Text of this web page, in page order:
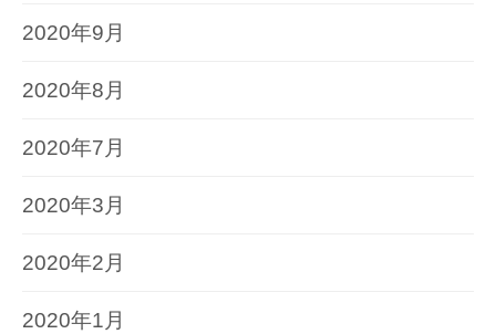
2020年9月
2020年8月
2020年7月
2020年3月
2020年2月
2020年1月